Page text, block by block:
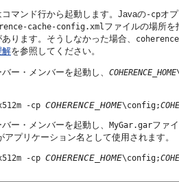
マンド行から起動します。Javaの-cpオ
cache-config.xml ファイルの場所
ります。そうしなかった場合、
解を参照してください。
ー・メンバーを起動し、 COHERENCE_HOME
-cp COHERENCE_HOME\config;
ー・メンバーを起動し、 MyGar.garファ
アプリケーション名として使用されます。
-cp COHERENCE_HOME\config;